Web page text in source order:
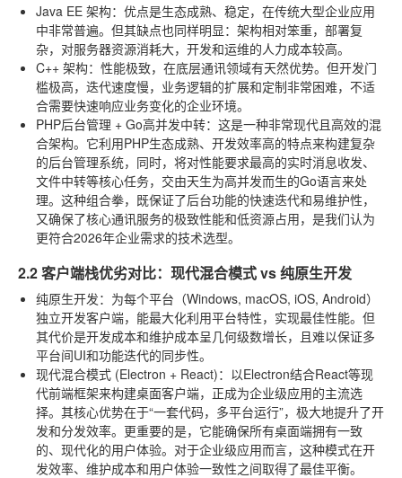
Java EE 架构：优点是生态成熟、稳定，在传统大型企业应用
中非常普遍。但其缺点也同样明显：架构相对笨重，部署复
杂，对服务器资源消耗大，开发和运维的人力成本较高。
C++ 架构：性能极致，在底层通讯领域有天然优势。但开发门
槛极高，迭代速度慢，业务逻辑的扩展和定制非常困难，不适
合需要快速响应业务变化的企业环境。
PHP后台管理 + Go高并发中转：这是一种非常现代且高效的混
合架构。它利用PHP生态成熟、开发效率高的特点来构建复杂
的后台管理系统，同时，将对性能要求最高的实时消息收发、
文件中转等核心任务，交由天生为高并发而生的Go语言来处
理。这种组合拳，既保证了后台功能的快速迭代和易维护性，
又确保了核心通讯服务的极致性能和低资源占用，是我们认为
更符合2026年企业需求的技术选型。
2.2 客户端栈优劣对比：现代混合模式 vs 纯原生开发
纯原生开发：为每个平台（Windows, macOS, iOS, Android）
独立开发客户端，能最大化利用平台特性，实现最佳性能。但
其代价是开发成本和维护成本呈几何级数增长，且难以保证多
平台间UI和功能迭代的同步性。
现代混合模式 (Electron + React)：以Electron结合React等现
代前端框架来构建桌面客户端，正成为企业级应用的主流选
择。其核心优势在于“一套代码，多平台运行”，极大地提升了开
发和分发效率。更重要的是，它能确保所有桌面端拥有一致
的、现代化的用户体验。对于企业级应用而言，这种模式在开
发效率、维护成本和用户体验一致性之间取得了最佳平衡。